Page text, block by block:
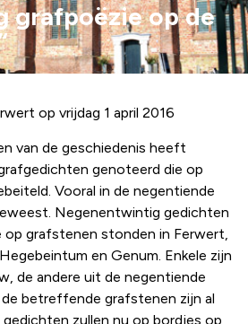
grafpoëzie op de
op vrijdag 1 april 2016
van de geschiedenis heeft
genoteerd die op
Vooral in de negentiende
Negenentwintig gedichten
op grafstenen stonden in Ferwert,
en Genum. Enkele zijn
de andere uit de negentiende
betreffende grafstenen zijn al
gedichten zullen nu op bordjes op